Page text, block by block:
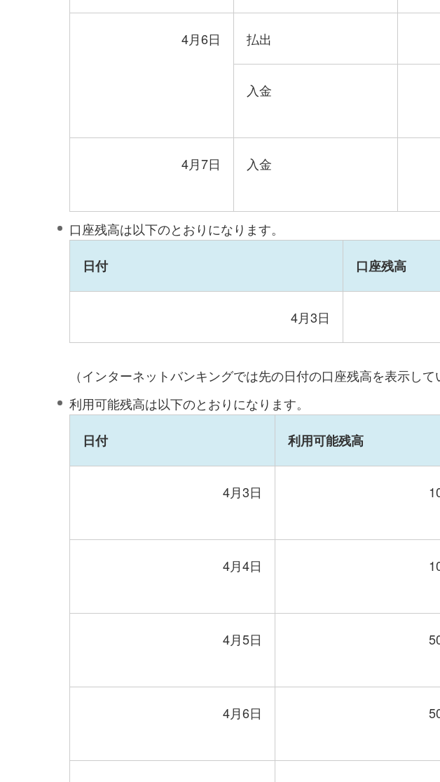
4月6日 払出
入金
4月7日 入金
口座残高は以下のとおりになります。
日付 口座残高
4月3日
（インターネットバンキングでは先の日付の口座残高を表示して
利用可能残高は以下のとおりになります。
日付 利用可能残高
4月3日
4月4日
4月5日
4月6日